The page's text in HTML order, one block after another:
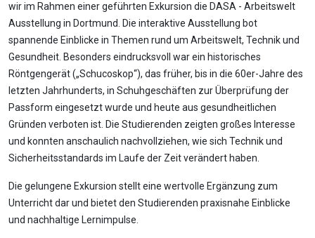
wir im Rahmen einer geführten Exkursion die DASA - Arbeitswelt
Ausstellung in Dortmund. Die interaktive Ausstellung bot
spannende Einblicke in Themen rund um Arbeitswelt, Technik und
Gesundheit. Besonders eindrucksvoll war ein historisches
Röntgengerät („Schucoskop“), das früher, bis in die 60er-Jahre des
letzten Jahrhunderts, in Schuhgeschäften zur Überprüfung der
Passform eingesetzt wurde und heute aus gesundheitlichen
Gründen verboten ist. Die Studierenden zeigten großes Interesse
und konnten anschaulich nachvollziehen, wie sich Technik und
Sicherheitsstandards im Laufe der Zeit verändert haben.
Die gelungene Exkursion stellt eine wertvolle Ergänzung zum
Unterricht dar und bietet den Studierenden praxisnahe Einblicke
und nachhaltige Lernimpulse.